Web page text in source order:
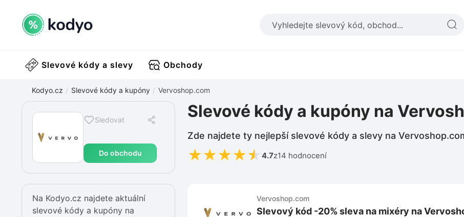
Slevové kódy a slevy Obchody
Kodyo.cz Slevové kódy a kupóny Vervoshop.com
Sledovat
Do obchodu
Slevové kódy a kupóny na
Zde najdete ty nejlepší slevové kódy a slevy na
★★★★★ 4.7z14 hodnocení
Na Kodyo.cz najdete aktuální
slevové kódy a kupóny na
Vervoshop.com
Slevový kód -20% sleva na mixéry na